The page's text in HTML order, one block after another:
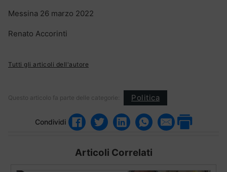
Messina 26 marzo 2022
Renato Accorinti
Tutti gli articoli dell'autore
Questo articolo fa parte delle categorie: Politica
Condividi
Articoli Correlati